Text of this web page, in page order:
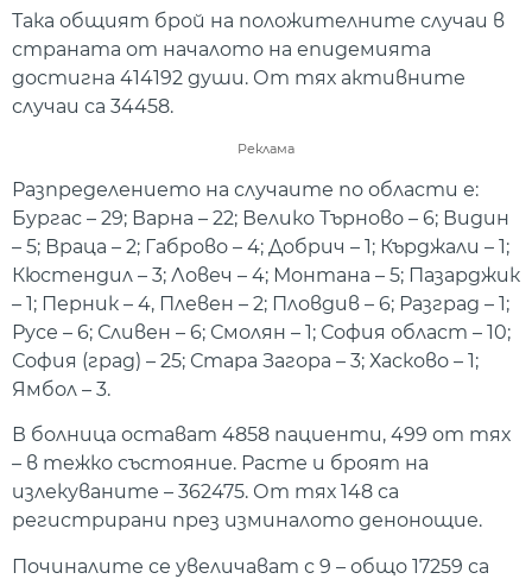
Така общият брой на положителните случаи в
страната от началото на епидемията
достигна 414192 души. От тях активните
случаи са 34458.
Реклама
Разпределението на случаите по области е:
Бургас – 29; Варна – 22; Велико Търново – 6; Видин
– 5; Враца – 2; Габрово – 4; Добрич – 1; Кърджали – 1;
Кюстендил – 3; Ловеч – 4; Монтана – 5; Пазарджик
– 1; Перник – 4, Плевен – 2; Пловдив – 6; Разград – 1;
Русе – 6; Сливен – 6; Смолян – 1; София област – 10;
София (град) – 25; Стара Загора – 3; Хасково – 1;
Ямбол – 3.
В болница остават 4858 пациенти, 499 от тях
– в тежко състояние. Расте и броят на
излекуваните – 362475. От тях 148 са
регистрирани през изминалото денонощие.
Починалите се увеличават с 9 – общо 17259 са